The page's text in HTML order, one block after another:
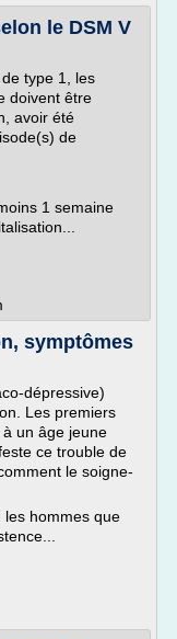
le DSM V
type 1, les
doivent être
avoir été
de
1 semaine
symptômes
dépressive)
Les premiers
un âge jeune
ce trouble de
le soigne-
les hommes que